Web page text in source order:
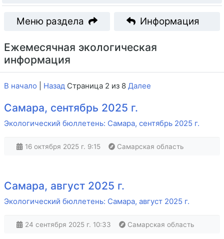
Меню раздела Информация
Ежемесячная экологическая
информация
В начало Назад Страница 2 из 8 Далее
Самара, сентябрь 2025 г.
Экологический бюллетень: Самара, сентябрь 2025 г.
16 октября 2025 г. 9:15 Самарская область
Самара, август 2025 г.
Экологический бюллетень: Самара, август 2025 г.
24 сентября 2025 г. 10:33 Самарская область